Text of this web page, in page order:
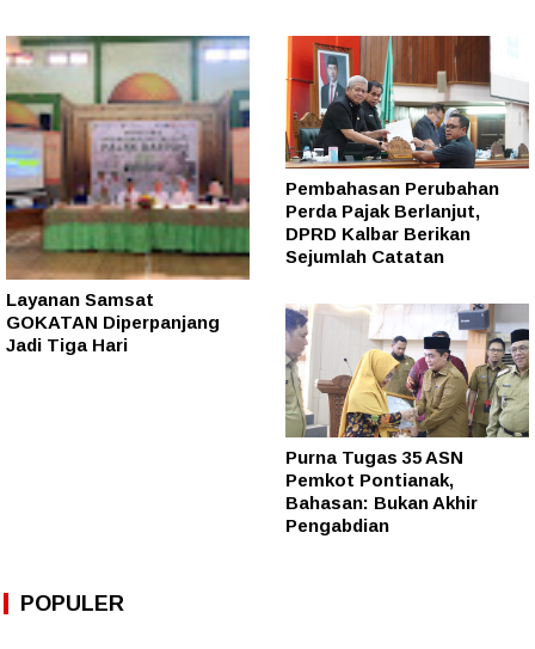
Layanan Samsat
GOKATAN Diperpanjang
Jadi Tiga Hari
Pembahasan Perubahan
Perda Pajak Berlanjut,
DPRD Kalbar Berikan
Sejumlah Catatan
Purna Tugas 35 ASN
Pemkot Pontianak,
Bahasan: Bukan Akhir
Pengabdian
POPULER